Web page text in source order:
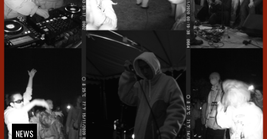
NEWS